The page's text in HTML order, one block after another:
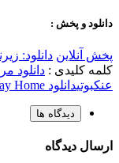
دانلود و پخش :
پخش آنلاین دانلود:
کلمه کلیدی : دانلود
عنکبوتیدانلود Spider-Man No Way Home
دیدگاه ها
ارسال دیدگاه